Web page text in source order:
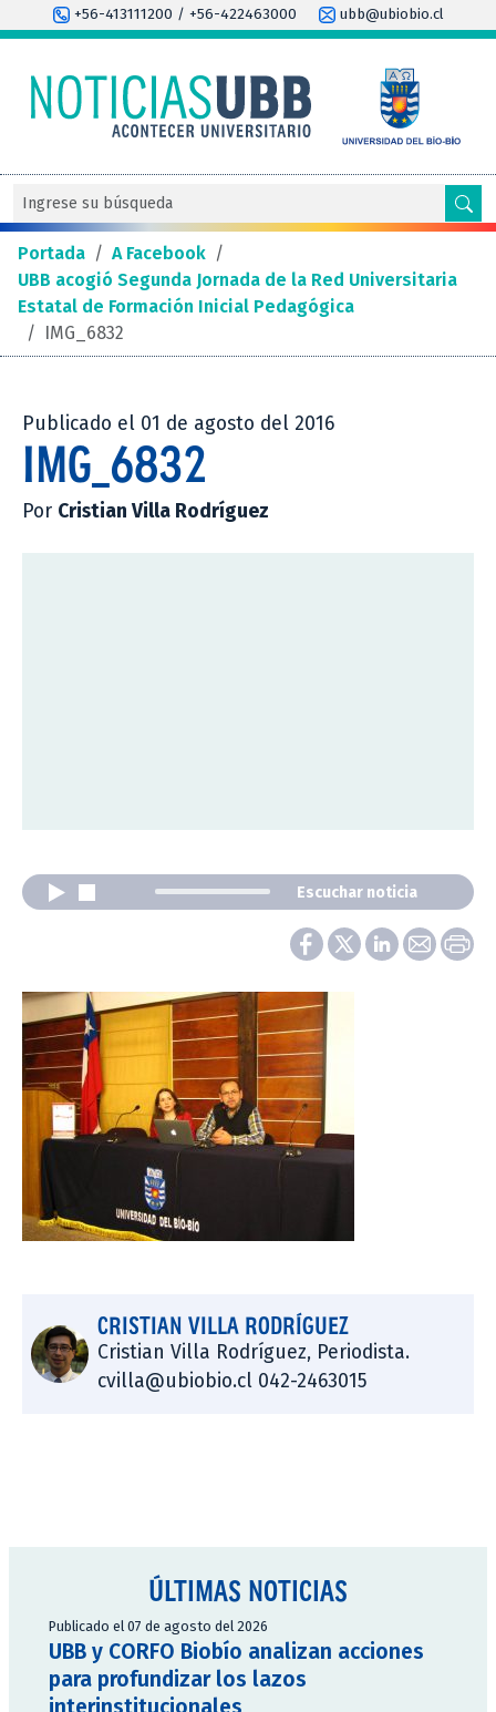
+56-413111200 / +56-422463000 ubb@ubiobio.cl
Portada / A Facebook /
UBB acogió Segunda Jornada de la Red Universitaria
Estatal de Formación Inicial Pedagógica
/ IMG_6832
Publicado el 01 de agosto del 2016
IMG_6832
Por Cristian Villa Rodríguez
Escuchar noticia
CRISTIAN VILLA RODRÍGUEZ
Cristian Villa Rodríguez, Periodista.
cvilla@ubiobio.cl 042-2463015
ÚLTIMAS NOTICIAS
Publicado el 07 de agosto del 2026
UBB y CORFO Biobío analizan acciones
para profundizar los lazos
interinstitucionales